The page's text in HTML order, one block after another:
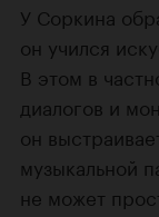
У Соркина
он учился
В этом в
диалогов и
он
музыкальной
не может